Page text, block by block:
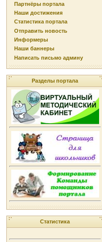
Партнёры портала
Наши достижения
Статистика портала
Отправить новость
Информеры
Наши баннеры
Написать письмо админу
Разделы портала
Статистика